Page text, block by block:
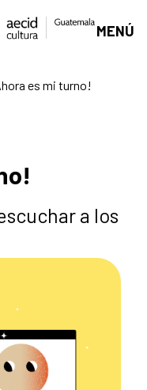
MENÚ
es mi turno!
a los